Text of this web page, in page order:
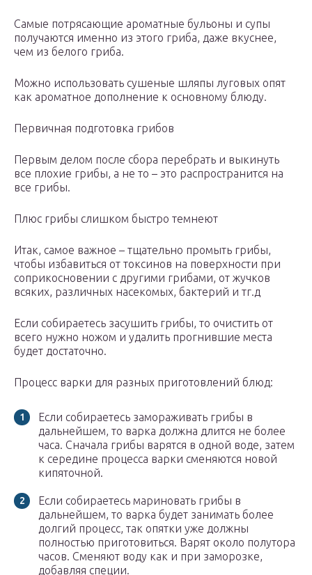
Самые потрясающие ароматные бульоны и супы
получаются именно из этого гриба, даже вкуснее,
чем из белого гриба.
Можно использовать сушеные шляпы луговых опят
как ароматное дополнение к основному блюду.
Первичная подготовка грибов
Первым делом после сбора перебрать и выкинуть
все плохие грибы, а не то – это распространится на
все грибы.
Плюс грибы слишком быстро темнеют
Итак, самое важное – тщательно промыть грибы,
чтобы избавиться от токсинов на поверхности при
соприкосновении с другими грибами, от жучков
всяких, различных насекомых, бактерий и тг.д
Если собираетесь засушить грибы, то очистить от
всего нужно ножом и удалить прогнившие места
будет достаточно.
Процесс варки для разных приготовлений блюд:
Если собираетесь замораживать грибы в
дальнейшем, то варка должна длится не более
часа. Сначала грибы варятся в одной воде, затем
к середине процесса варки сменяются новой
кипяточной.
Если собираетесь мариновать грибы в
дальнейшем, то варка будет занимать более
долгий процесс, так опятки уже должны
полностью приготовиться. Варят около полутора
часов. Сменяют воду как и при заморозке,
добавляя специи.